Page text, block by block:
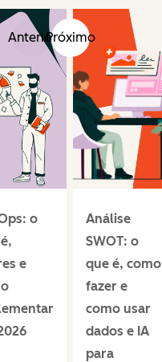
AnteriorPróximo
o
e
Análise
SWOT: o
que é, como
fazer e
como usar
dados e IA
para